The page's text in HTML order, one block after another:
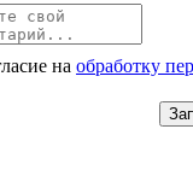
на обработку